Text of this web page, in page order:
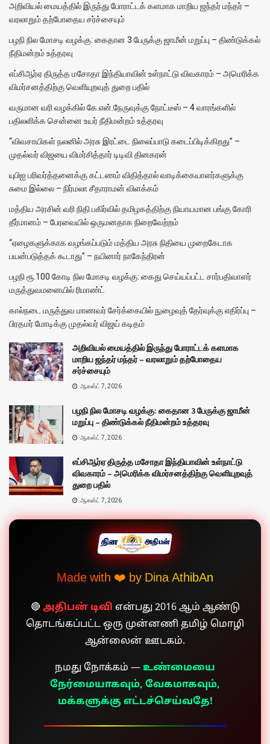
அறிவியல் மையத்தில் இருந்து போராட்டக் களமாக மாறிய ஜந்தர் மந்தர் –
வரலாறும் தற்போதைய சர்ச்சையும்
பழநி நில மோசடி வழக்கு: கைதான 3 பேருக்கு ஜாமீன் மறுப்பு – திண்டுக்கல்
நீதிமன்றம் உத்தரவு
எப்சிஆர்ஏ திருத்த மசோதா இந்தியாவின் உள்நாட்டு விவகாரம் – அமெரிக்க
விமர்சனத்திற்கு வெளியுறவுத் துறை பதில்
வருமான வரி வழக்கில் கே.என்.நேருவுக்கு நோட்டீஸ் – 4 வாரங்களில்
பதிலளிக்க சென்னை உயர் நீதிமன்றம் உத்தரவு
“விவசாயிகள் நலனில் அரசு இரட்டை நிலைப்பாடு கடைப்பிடிக்கிறது” –
முதல்வர் விஜயை விமர்சித்தார் டிடிவி தினகரன்
யுபிஐ பரிவர்த்தனைக்கு கட்டணம் விதித்தால் வாடிக்கையாளர்களுக்கு
சுமை இல்லை – நிர்மலா சீதாராமன் விளக்கம்
மத்திய அரசின் வரி நிதி பகிர்வில் தமிழகத்திற்கு நியாயமான பங்கு கோரி
தீர்மானம் – பேரவையில் ஒருமனதாக நிறைவேற்றம்
“ஏழைகளுக்காக வழங்கப்படும் மத்திய அரசு நிதியை முறைகேடாக
பயன்படுத்தக் கூடாது” – நயினார் நாகேந்திரன்
பழநி ரூ.100 கோடி நில மோசடி வழக்கு: கைது செய்யப்பட்ட சார்பதிவாளர்
மருத்துவமனையில் ரிமாண்ட்
கால்நடை மருத்துவ மாணவர் சேர்க்கையில் நுழைவுத் தேர்வுக்கு எதிர்ப்பு –
பிரதமர் மோடிக்கு முதல்வர் விஜய் கடிதம்
அறிவியல் மையத்தில் இருந்து போராட்டக் களமாக
மாறிய ஜந்தர் மந்தர் – வரலாறும் தற்போதைய
சர்ச்சையும்
ஆகஸ்ட் 7, 2026
பழநி நில மோசடி வழக்கு: கைதான 3 பேருக்கு ஜாமீன்
மறுப்பு – திண்டுக்கல் நீதிமன்றம் உத்தரவு
ஆகஸ்ட் 7, 2026
எப்சிஆர்ஏ திருத்த மசோதா இந்தியாவின் உள்நாட்டு
விவகாரம் – அமெரிக்க விமர்சனத்திற்கு வெளியுறவுத்
துறை பதில்
ஆகஸ்ட் 7, 2026
Made with ❤️ by Dina AthibAn
🔴 அதிபன் டிவி என்பது 2016 ஆம் ஆண்டு
தொடங்கப்பட்ட ஒரு முன்னணி தமிழ் மொழி
ஆன்லைன் ஊடகம்.
நமது நோக்கம் — உண்மையை
நேர்மையாகவும், வேகமாகவும்,
மக்களுக்கு எட்டச்செய்வதே!